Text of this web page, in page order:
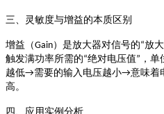
三、灵敏度与增益的本质区别
增益（Gain）是放大器对信号的“放
触发满功率所需的“绝对电压值” ，
越低→需要的输入电压越小→意味着
高。